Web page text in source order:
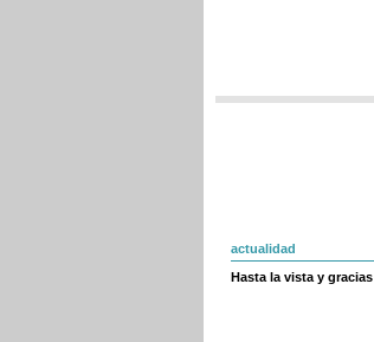
actualidad
Hasta la vista y gracias